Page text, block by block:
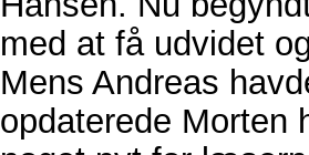
med at få udvidet
Mens Andreas
opdaterede Morten